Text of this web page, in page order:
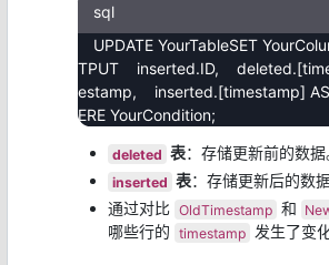
sql
UPDATE YourTableSET
TPUT inserted.ID,
estamp, inserted.[timestamp] AS
ERE YourCondition;
deleted 表：存储更新前的数据
inserted 表：存储更新后的数据
通过对比 OldTimestamp 和
哪些行的
timestamp 发生了变化